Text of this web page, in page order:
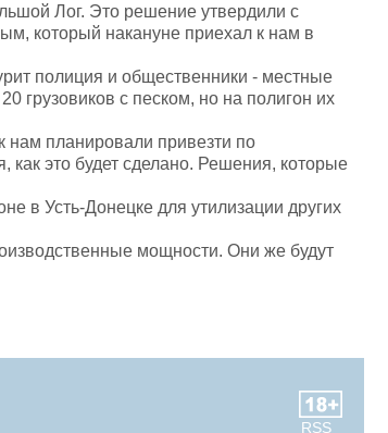
Лог. Это решение утвердили с
который накануне приехал к нам в
полиция и общественники - местные
грузовиков с песком, но на полигон их
нам планировали привезти по
это будет сделано. Решения, которые
в Усть-Донецке для утилизации других
мощности. Они же будут
RSS